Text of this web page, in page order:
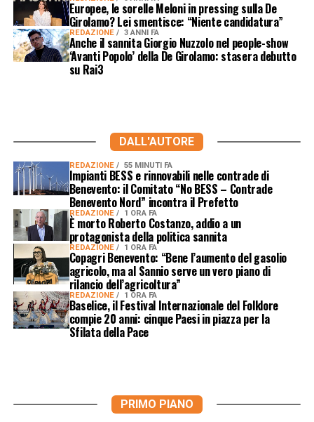
Europee, le sorelle Meloni in pressing sulla De
Girolamo? Lei smentisce: “Niente candidatura”
REDAZIONE 3 ANNI FA
Anche il sannita Giorgio Nuzzolo nel people-show
‘Avanti Popolo’ della De Girolamo: stasera debutto
su Rai3
DALL'AUTORE
REDAZIONE 55 MINUTI FA
Impianti BESS e rinnovabili nelle contrade di
Benevento: il Comitato “No BESS – Contrade
Benevento Nord” incontra il Prefetto
REDAZIONE 1 ORA FA
È morto Roberto Costanzo, addio a un
protagonista della politica sannita
REDAZIONE 1 ORA FA
Copagri Benevento: “Bene l’aumento del gasolio
agricolo, ma al Sannio serve un vero piano di
rilancio dell’agricoltura”
REDAZIONE 1 ORA FA
Baselice, il Festival Internazionale del Folklore
compie 20 anni: cinque Paesi in piazza per la
Sfilata della Pace
PRIMO PIANO